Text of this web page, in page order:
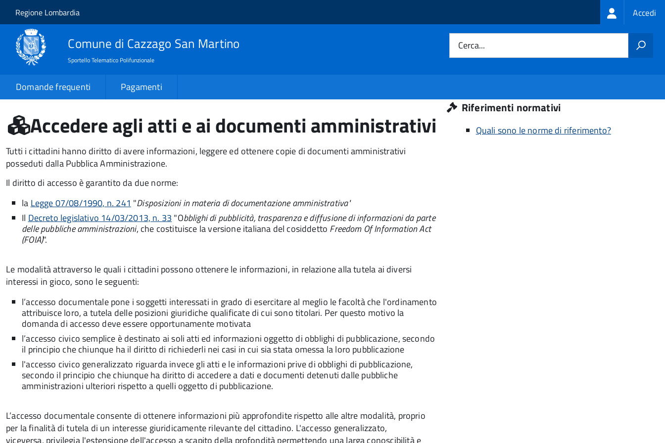
Salta al contenuto principale
Skip to site navigation
Regione Lombardia Login
menu
Accedi
Comune di Cazzago San Martino
Sportello Telematico Polifunzionale
Cerca...
Domande frequenti Pagamenti
Accedere agli atti e ai documenti amministrativi
Tutti i cittadini hanno diritto di avere informazioni, leggere ed ottenere copie di documenti amministrativi
posseduti dalla Pubblica Amministrazione.
Il diritto di accesso è garantito da due norme:
la Legge 07/08/1990, n. 241 "Disposizioni in materia di documentazione amministrativa"
Il Decreto legislativo 14/03/2013, n. 33 "Obblighi di pubblicità, trasparenza e diffusione di informazioni da parte
delle pubbliche amministrazioni, che costituisce la versione italiana del cosiddetto Freedom Of Information Act
(FOIA)".
Le modalità attraverso le quali i cittadini possono ottenere le informazioni, in relazione alla tutela ai diversi
interessi in gioco, sono le seguenti:
l’accesso documentale pone i soggetti interessati in grado di esercitare al meglio le facoltà che l'ordinamento
attribuisce loro, a tutela delle posizioni giuridiche qualificate di cui sono titolari. Per questo motivo la
domanda di accesso deve essere opportunamente motivata
l’accesso civico semplice è destinato ai soli atti ed informazioni oggetto di obblighi di pubblicazione, secondo
il principio che chiunque ha il diritto di richiederli nei casi in cui sia stata omessa la loro pubblicazione
l'accesso civico generalizzato riguarda invece gli atti e le informazioni prive di obblighi di pubblicazione,
secondo il principio che chiunque ha diritto di accedere a dati e documenti detenuti dalle pubbliche
amministrazioni ulteriori rispetto a quelli oggetto di pubblicazione.
L’accesso documentale consente di ottenere informazioni più approfondite rispetto alle altre modalità, proprio
per la finalità di tutela di un interesse giuridicamente rilevante del cittadino. L'accesso generalizzato,
viceversa, privilegia l'estensione dell'accesso a scapito della profondità permettendo una larga conoscibilità e
Riferimenti normativi
Quali sono le norme di riferimento?